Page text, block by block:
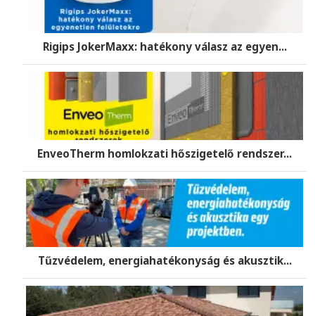
Rigips JokerMaxx: hatékony válasz az egyen...
EnveoTherm homlokzati hőszigetelő rendszer...
Tűzvédelem, energiahatékonyság és akusztik...